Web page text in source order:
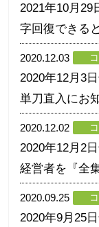
2021年10月29
字回復できる
2020.12.03
2020年12月3
単刀直入にお
2020.12.02
2020年12月2
経営者を『全
2020.09.25
2020年9月25